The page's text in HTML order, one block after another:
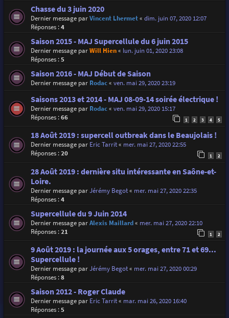
Chasse du 3 juin 2020
Dernier message parVincent Lhermet« dim. juin 07, 2020 12:07
Réponses :4
Saison 2015 - MAJ Supercellule du 6 juin 2015
Dernier message parWill Hien« lun. juin 01, 2020 23:08
Réponses :5
Saison 2016 - MAJ Début de Saison
Dernier message par Rodac« ven. mai 29, 2020 23:19
Saisons 2013 et 2014 - MAJ 08-09-14 soirée électrique !
Dernier message par Rodac« ven. mai 29, 2020 15:17
Réponses :66 1 2 3 4 5
18 Août 2019 : supercell outbreak dans le Beaujolais !
Dernier message par Eric Tarrit« mer. mai 27, 2020 22:55
Réponses :20 1 2
28 Août 2019 : dernière situ intéressante en Saône-et-
Loire.
Dernier message parJérémy Begot« mer. mai 27, 2020 22:35
Réponses :4
Supercellule du 9 Juin 2014
Dernier message parAlexis Maillard« mer. mai 27, 2020 22:10
Réponses :21 1 2
9 Août 2019 : la journée aux 5 orages, entre 71 et 69...
Supercellule !
Dernier message parJérémy Begot« mer. mai 27, 2020 00:29
Réponses :8
Saison 2012 - Roger Claude
Dernier message par Eric Tarrit« mar. mai 26, 2020 16:40
Réponses :5